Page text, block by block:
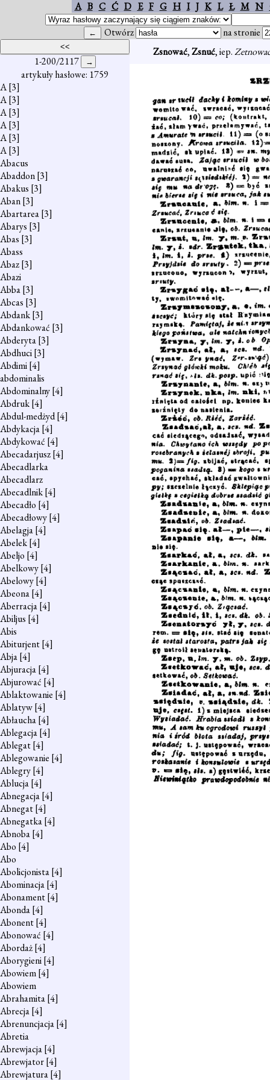
A B C Ć D E F G H I J K L Ł M N
Otwórz na stronie
1-200/2117
artykuły hasłowe: 1759
A[3]
A[3]
A[3]
A[3]
A[3]
A[3]
Abacus
Abaddon[3]
Abakus [3]
Aban[3]
Abartarea[3]
Abarys [3]
Abas [3]
Abass
Abaz[3]
Abazi
Abba[3]
Abcas [3]
Abdank[3]
Abdankować [3]
Abderyta[3]
Abdhuci[3]
Abdimi[4]
abdominalis
Abdominalny[4]
Abdruk[4]
Abdul-medżyd[4]
Abdykacja[4]
Abdykować [4]
Abecadarjusz[4]
Abecadlarka
Abecadlarz
Abecadlnik[4]
Abecadło [4]
Abecadłowy[4]
Abelagja[4]
Abelek[4]
Abeljo [4]
Abelkowy[4]
Abelowy[4]
Abeona[4]
Aberracja[4]
Abiljus [4]
Abis
Abiturjent[4]
Abja[4]
Abjuracja[4]
Abjurować [4]
Ablaktowanie [4]
Ablatyw[4]
Abłaucha[4]
Ablegacja[4]
Ablegat[4]
Ablegowanie [4]
Ablegry[4]
Ablucja[4]
Abnegacja[4]
Abnegat[4]
Abnegatka[4]
Abnoba[4]
Abo [4]
Abo
Abolicjonista[4]
Abominacja[4]
Abonament[4]
Abonda[4]
Abonent[4]
Abonować [4]
Abordaż[4]
Aborygieni[4]
Abowiem[4]
Abowiem
Abrahamita[4]
Abrecja[4]
Abrenuncjacja[4]
Abretia
Abrewjacja[4]
Abrewjator[4]
Abrewjatura[4]
Zsnować,Zsnuć, iep.